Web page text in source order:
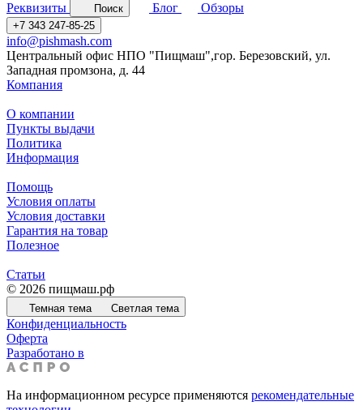
Реквизиты
Поиск Блог Обзоры
+7 343 247-85-25
info@pishmash.com
Центральный офис НПО "Пищмаш",гор. Березовский, ул.
Западная промзона, д. 44
Компания
О компании
Пункты выдачи
Политика
Информация
Помощь
Условия оплаты
Условия доставки
Гарантия на товар
Полезное
Статьи
© 2026 пищмаш.рф
Темная тема Светлая тема
Конфиденциальность
Оферта
Разработано в
На информационном ресурсе применяются рекомендательные